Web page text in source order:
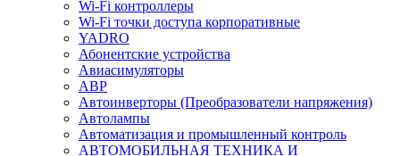
Wi-Fi контроллеры
Wi-Fi точки доступа корпоративные
YADRO
Абонентские устройства
Авиасимуляторы
АВР
Автоинверторы (Преобразователи напряжения)
Автолампы
Автоматизация и промышленный контроль
АВТОМОБИЛЬНАЯ ТЕХНИКА И